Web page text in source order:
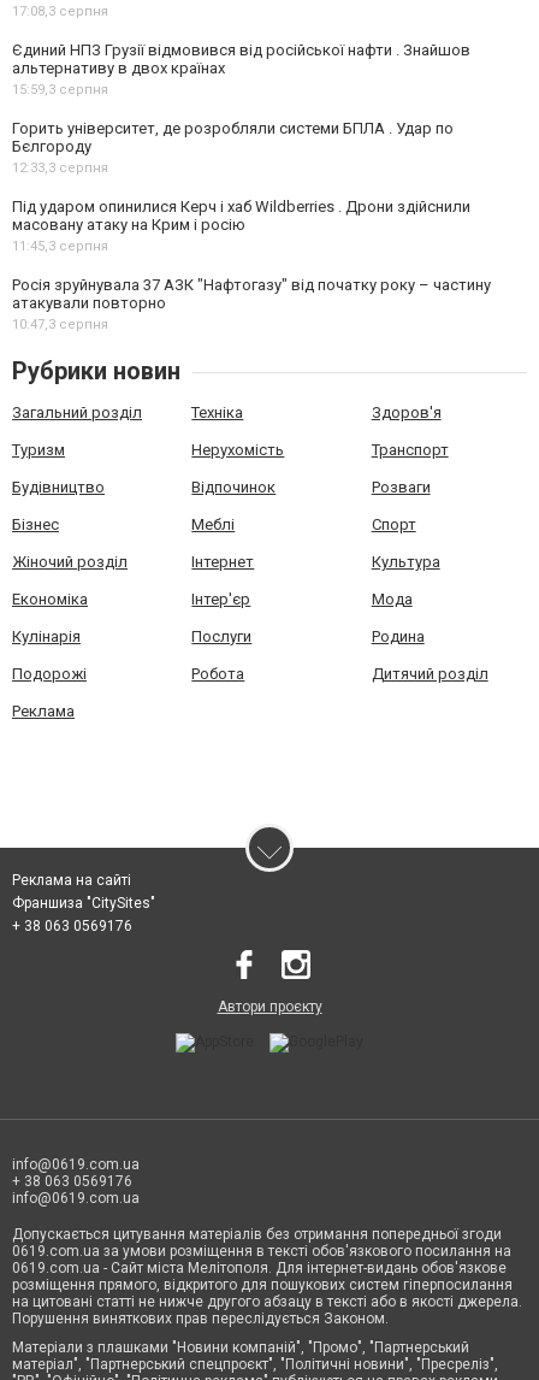
17:08,3 серпня
Єдиний НПЗ Грузії відмовився від російської нафти . Знайшов
альтернативу в двох країнах
15:59,3 серпня
Горить університет, де розробляли системи БПЛА . Удар по
Бєлгороду
12:33,3 серпня
Під ударом опинилися Керч і хаб Wildberries . Дрони здійснили
масовану атаку на Крим і росію
11:45,3 серпня
Росія зруйнувала 37 АЗК "Нафтогазу" від початку року – частину
атакували повторно
10:47,3 серпня
Рубрики новин
Загальний розділ Техніка Здоров'я
Туризм Нерухомість Транспорт
Будівництво Відпочинок Розваги
Бізнес Меблі Спорт
Жіночий розділ Інтернет Культура
Економіка Інтер'єр Мода
Кулінарія Послуги Родина
Подорожі Робота Дитячий розділ
Реклама
Реклама на сайті
Франшиза "CitySites"
+ 38 063 0569176
Автори проєкту
info@0619.com.ua
+ 38 063 0569176
info@0619.com.ua
Допускається цитування матеріалів без отримання попередньої згоди
0619.com.ua за умови розміщення в тексті обов'язкового посилання на
0619.com.ua - Сайт міста Мелітополя. Для інтернет-видань обов'язкове
розміщення прямого, відкритого для пошукових систем гіперпосилання
на цитовані статті не нижче другого абзацу в тексті або в якості джерела.
Порушення виняткових прав переслідується Законом.
Матеріали з плашками "Новини компаній", "Промо", "Партнерський
матеріал", "Партнерський спецпроєкт", "Політичні новини", "Пресреліз",